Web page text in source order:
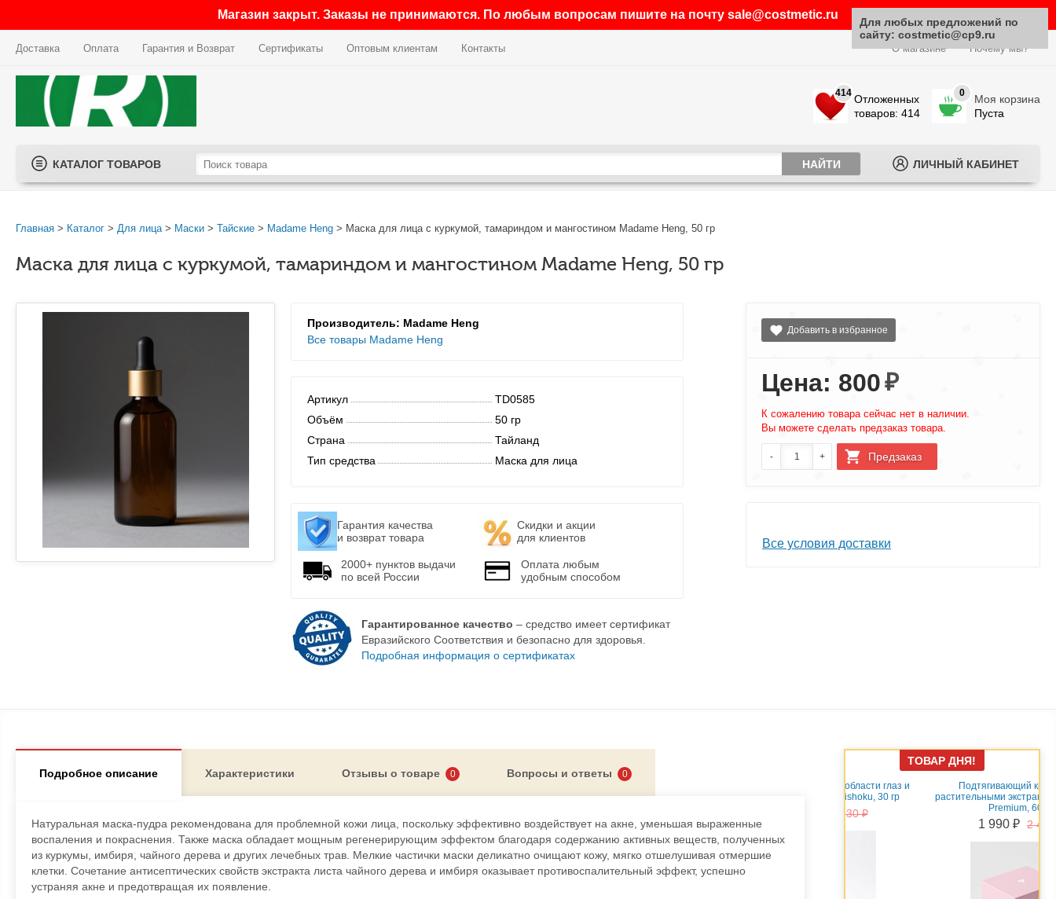
Магазин закрыт. Заказы не принимаются. По любым вопросам пишите на почту sale@costmetic.ru
Доставка Оплата Гарантия и Возврат Сертификаты Оптовым клиентам Контакты О магазине Почему мы?
414 Отложенных
товаров: 414
0
Моя корзина
Пуста
КАТАЛОГ ТОВАРОВ ЛИЧНЫЙ КАБИНЕТ
Главная > Каталог > Для лица> Маски > Тайские > Madame Heng > Маска для лица с куркумой, тамариндом и мангостином Madame Heng, 50 гр
Маска для лица с куркумой, тамариндом и мангостином Madame Heng, 50 гр
Добавить в избранное
Цена: 800₽
К сожалению товара сейчас нет в наличии.
Вы можете сделать предзаказ товара.
Все условия доставки
Производитель: Madame Heng
Все товары Madame Heng
Артикул
TD0585
Объём
50 гр
Страна
Тайланд
Тип средства
Маска для лица
Гарантия качества
и возврат товара
Скидки и акции
для клиентов
2000+ пунктов выдачи
по всей России
Оплата любым
удобным способом
Гарантированное качество – средство имеет сертификат
Евразийского Соответствия и безопасно для здоровья.
Подробная информация о сертификатах
Подробное описание Характеристики Отзывы о товаре 0 Вопросы и ответы 0
Натуральная маска-пудра рекомендована для проблемной кожи лица, поскольку эффективно воздействует на акне, уменьшая выраженные
воспаления и покраснения. Также маска обладает мощным регенерирующим эффектом благодаря содержанию активных веществ, полученных
из куркумы, имбиря, чайного дерева и других лечебных трав. Мелкие частички маски деликатно очищают кожу, мягко отшелушивая отмершие
клетки. Сочетание антисептических свойств экстракта листа чайного дерева и имбиря оказывает противоспалительный эффект, успешно
устраняя акне и предотвращая их появление.
ТОВАР ДНЯ!
Подтягивающий крем-гель c
растительными экстрактами Meishoku
2 450 ₽
Для любых предложений по
сайту: costmetic@cp9.ru